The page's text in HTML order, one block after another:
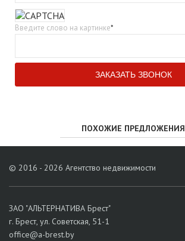
Введите слово на картинке*
ПОХОЖИЕ ПРЕДЛОЖЕНИЯ
© 2016 - 2026 Агентство недвижимости
ЗАО "АЛЬТЕРНАТИВА Брест"
г. Брест, ул. Советская, 51-1
office@a-brest.by